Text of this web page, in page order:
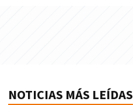
NOTICIAS MÁS LEÍDAS